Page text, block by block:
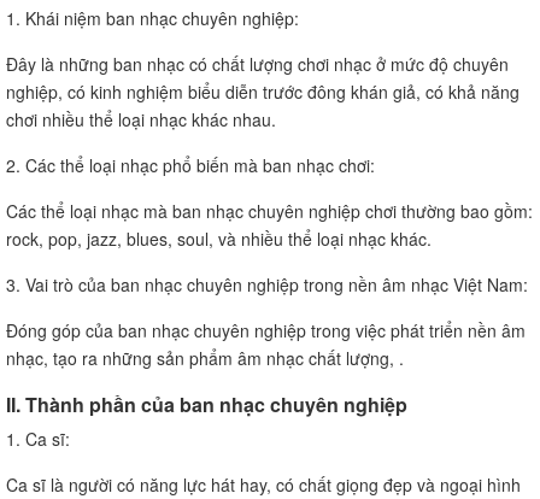
1. Khái niệm ban nhạc chuyên nghiệp:
Đây là những ban nhạc có chất lượng chơi nhạc ở mức độ chuyên
nghiệp, có kinh nghiệm biểu diễn trước đông khán giả, có khả năng
chơi nhiều thể loại nhạc khác nhau.
2. Các thể loại nhạc phổ biến mà ban nhạc chơi:
Các thể loại nhạc mà ban nhạc chuyên nghiệp chơi thường bao gồm:
rock, pop, jazz, blues, soul, và nhiều thể loại nhạc khác.
3. Vai trò của ban nhạc chuyên nghiệp trong nền âm nhạc Việt Nam:
Đóng góp của ban nhạc chuyên nghiệp trong việc phát triển nền âm
nhạc, tạo ra những sản phẩm âm nhạc chất lượng, .
II. Thành phần của ban nhạc chuyên nghiệp
1. Ca sĩ:
Ca sĩ là người có năng lực hát hay, có chất giọng đẹp và ngoại hình